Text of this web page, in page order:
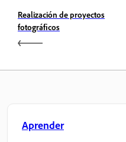
Realización de proyectos
fotográficos
Aprender